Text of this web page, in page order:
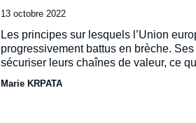
Date
de
publication
13 octobre 2022
Accroche
Les principes sur lesquels l’Union
progressivement battus en brèche.
sécuriser leurs chaînes de valeur, ce
Marie KRPATA